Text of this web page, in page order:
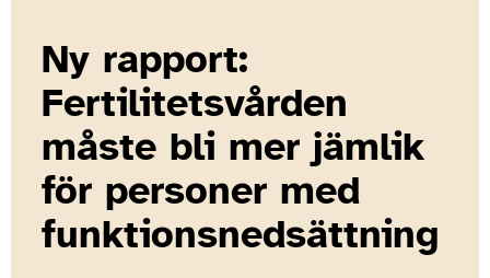
Ny rapport:
Fertilitetsvården
måste bli mer jämlik
för personer med
funktionsnedsättning